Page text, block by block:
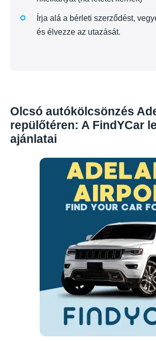
Írja alá a bérleti szerződést,
és élvezze az utazását.
Olcsó autókölcsönzés
repülőtéren: A FindYCar
ajánlatai